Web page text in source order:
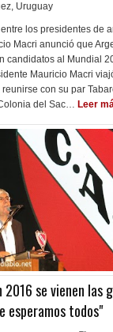
, Uruguay
los presidentes de
Macri anunció que
candidatos al Mundial
Mauricio Macri
con su par
del Sac… Leer
2016 se vienen las
esperamos todos"